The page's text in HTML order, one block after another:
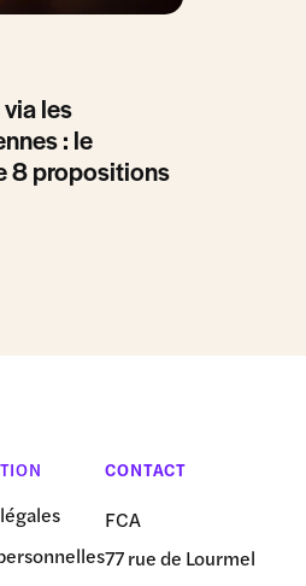
les
: le
8 propositions
CONTACT
FCA
77 rue de Lourmel